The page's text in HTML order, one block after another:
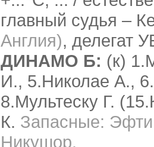
главный судья –
Англия), делегат
ДИНАМО Б: (к)
И., 5.Николае А.,
8.Мультеску Г.
К. Запасные:
Никушор.